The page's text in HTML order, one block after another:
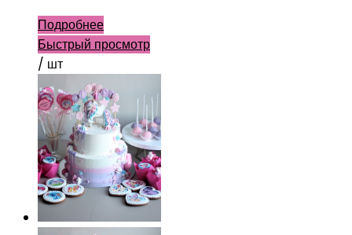
Подробнее
Быстрый просмотр
/ шт